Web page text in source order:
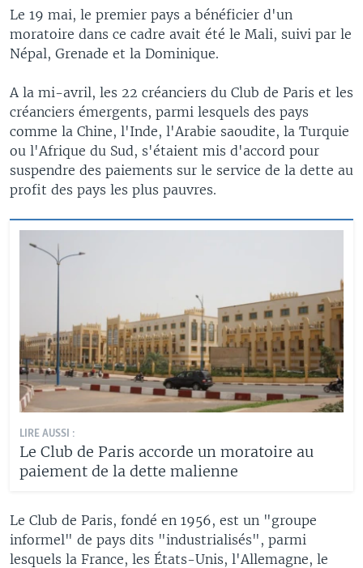
Le 19 mai, le premier pays a bénéficier d'un
moratoire dans ce cadre avait été le Mali, suivi par le
Népal, Grenade et la Dominique.
A la mi-avril, les 22 créanciers du Club de Paris et les
créanciers émergents, parmi lesquels des pays
comme la Chine, l'Inde, l'Arabie saoudite, la Turquie
ou l'Afrique du Sud, s'étaient mis d'accord pour
suspendre des paiements sur le service de la dette au
profit des pays les plus pauvres.
LIRE AUSSI :
Le Club de Paris accorde un moratoire au
paiement de la dette malienne
Le Club de Paris, fondé en 1956, est un "groupe
informel" de pays dits "industrialisés", parmi
lesquels la France, les États-Unis, l'Allemagne, le